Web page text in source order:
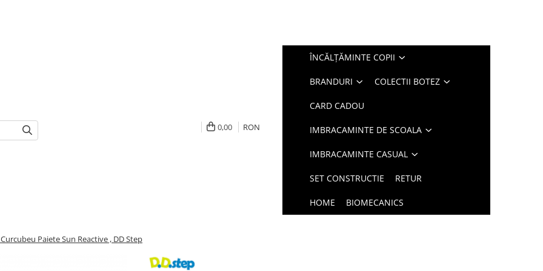
0,00 RON
ÎNCĂLȚĂMINTE COPII
BRANDURI COLECTII BOTEZ
CARD CADOU
IMBRACAMINTE DE SCOALA
IMBRACAMINTE CASUAL
SET CONSTRUCTIE RETUR
HOME BIOMECANICS
Paiete Sun Reactive , DD Step